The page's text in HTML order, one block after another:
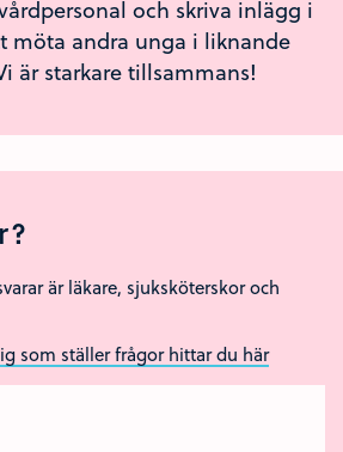
och skriva inlägg i
möta andra unga i liknande
är starkare tillsammans!
är läkare, sjuksköterskor och
som ställer frågor hittar du här